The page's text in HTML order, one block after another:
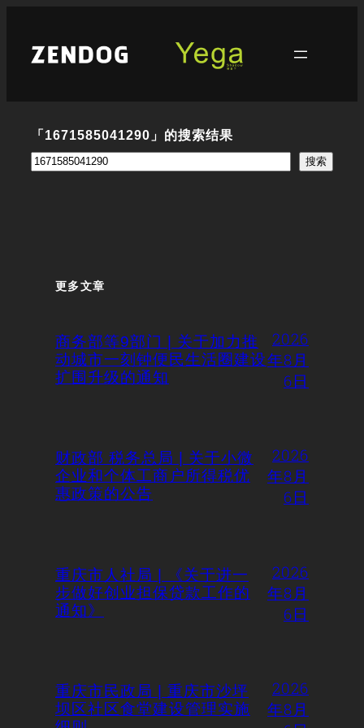
「1671585041290」的搜索结果
搜
搜索
更多文章
商务部等9部门 | 关于加力推
动城市一刻钟便民生活圈建设
扩围升级的通知
2026
年8月
6日
财政部 税务总局 | 关于小微
企业和个体工商户所得税优
惠政策的公告
2026
年8月
6日
重庆市人社局 | 《关于进一
步做好创业担保贷款工作的
通知》
2026
年8月
6日
重庆市民政局 | 重庆市沙坪
坝区社区食堂建设管理实施
2026
年8月